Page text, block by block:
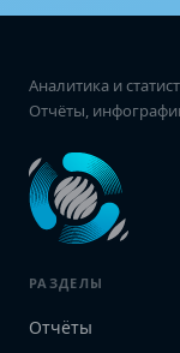
Аналитика и
Отчёты,
РАЗДЕЛЫ
Отчёты